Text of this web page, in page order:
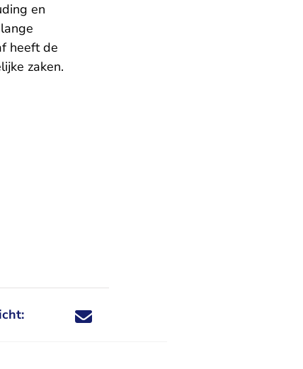
en
heeft de
zaken.
Deel dit nieuwsbericht via X - U verlaat
Deel dit nieuwsbericht via Facebook - U
Deel dit nieuwsbericht via e-mail
Deel dit nieuwsbericht via LinkedIn - U